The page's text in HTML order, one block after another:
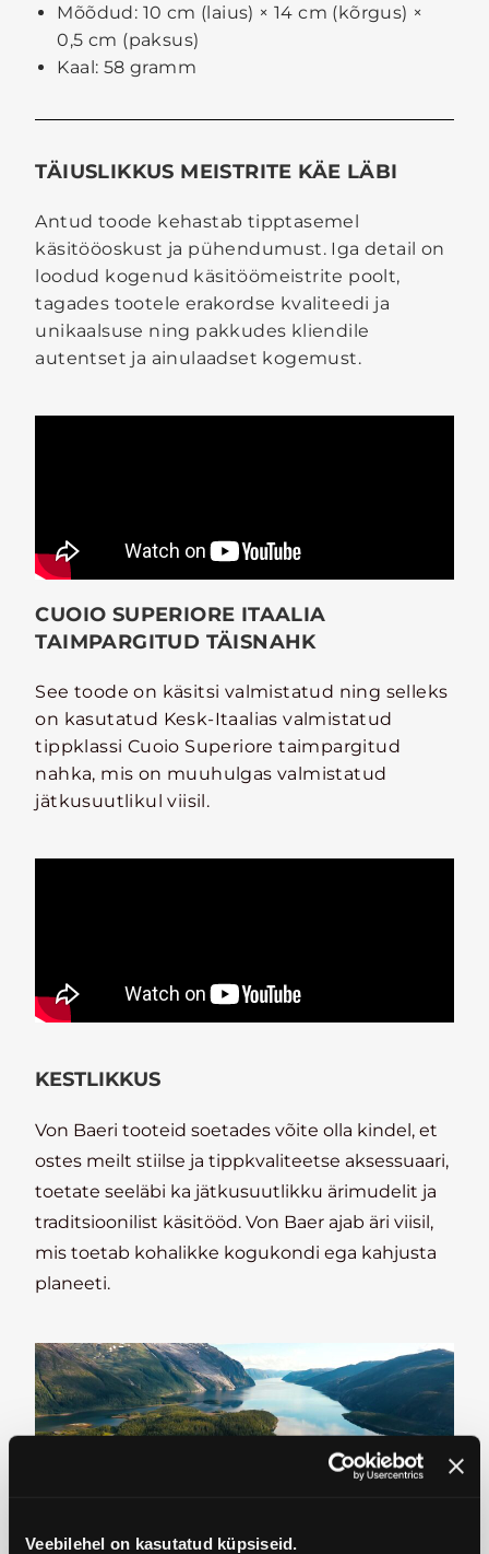
Veebilehel on kasutatud küpsiseid.
Mõõdud: 10 cm (laius) × 14 cm (kõrgus) ×
0,5 cm (paksus)
Kaal: 58 gramm
TÄIUSLIKKUS MEISTRITE KÄE LÄBI
Antud toode kehastab tipptasemel
käsitööoskust ja pühendumust. Iga detail on
loodud kogenud käsitöömeistrite poolt,
tagades tootele erakordse kvaliteedi ja
unikaalsuse ning pakkudes kliendile
autentset ja ainulaadset kogemust.
CUOIO SUPERIORE ITAALIA
TAIMPARGITUD TÄISNAHK
See toode on käsitsi valmistatud ning selleks
on kasutatud Kesk-Itaalias valmistatud
tippklassi Cuoio Superiore taimpargitud
nahka, mis on muuhulgas valmistatud
jätkusuutlikul viisil.
KESTLIKKUS
Von Baeri tooteid soetades võite olla kindel, et
ostes meilt stiilse ja tippkvaliteetse aksessuaari,
toetate seeläbi ka jätkusuutlikku ärimudelit ja
traditsioonilist käsitööd. Von Baer ajab äri viisil,
mis toetab kohalikke kogukondi ega kahjusta
planeeti.